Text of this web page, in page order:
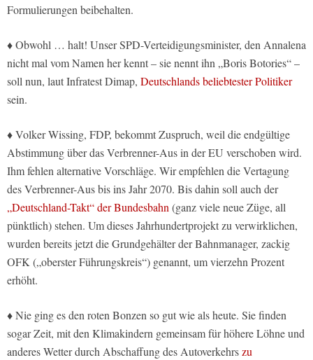
Formulierungen beibehalten.
♦ Obwohl … halt! Unser SPD-Verteidigungsminister, den Annalena
nicht mal vom Namen her kennt – sie nennt ihn „Boris Botories“ –
soll nun, laut Infratest Dimap, Deutschlands beliebtester Politiker
sein.
♦ Volker Wissing, FDP, bekommt Zuspruch, weil die endgültige
Abstimmung über das Verbrenner-Aus in der EU verschoben wird.
Ihm fehlen alternative Vorschläge. Wir empfehlen die Vertagung
des Verbrenner-Aus bis ins Jahr 2070. Bis dahin soll auch der
„Deutschland-Takt“ der Bundesbahn(ganz viele neue Züge, all
pünktlich) stehen. Um dieses Jahrhundertprojekt zu verwirklichen,
wurden bereits jetzt die Grundgehälter der Bahnmanager, zackig
OFK („oberster Führungskreis“) genannt, um vierzehn Prozent
erhöht.
♦ Nie ging es den roten Bonzen so gut wie als heute. Sie finden
sogar Zeit, mit den Klimakindern gemeinsam für höhere Löhne und
anderes Wetter durch Abschaffung des Autoverkehrszu